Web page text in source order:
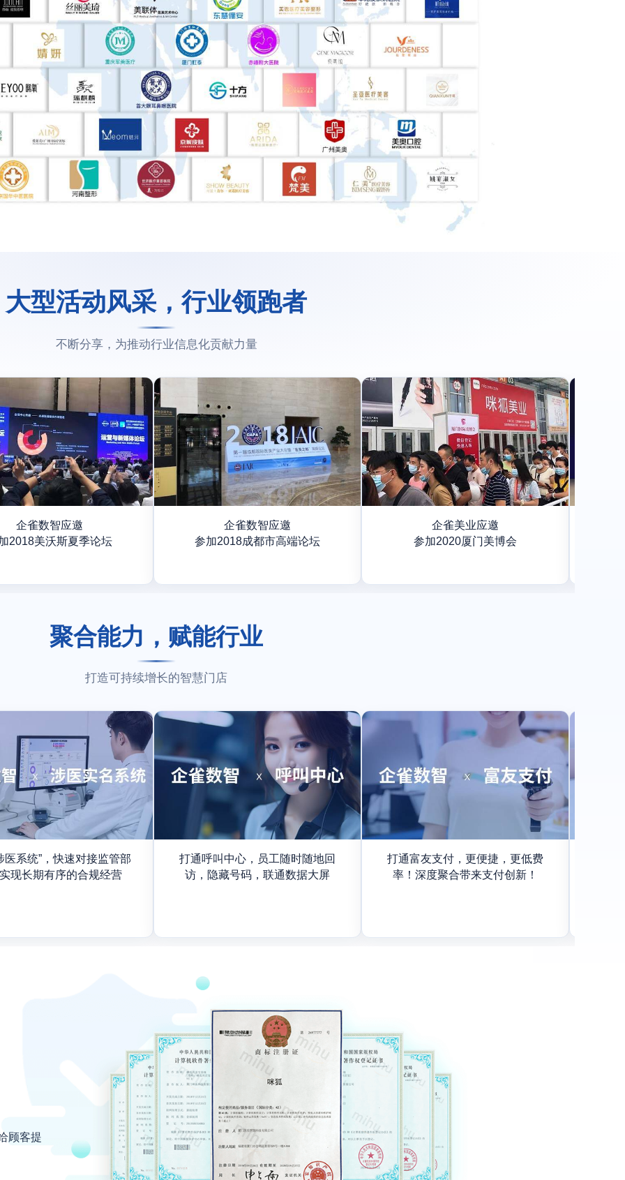
大型活动风采，行业领跑者
不断分享，为推动行业信息化贡献力量
企雀数智应邀
2018美沃斯夏季论坛
企雀数智应邀
参加2018成都市高端论坛
企雀美业应邀
参加2020厦门美博会
聚合能力，赋能行业
打造可持续增长的智慧门店
医系统”，快速对接监管部
现长期有序的合规经营
打通呼叫中心，员工随时随地回
访，隐藏号码，联通数据大屏
打通富友支付，更便捷，更低费
率！深度聚合带来支付创新！
顾客提